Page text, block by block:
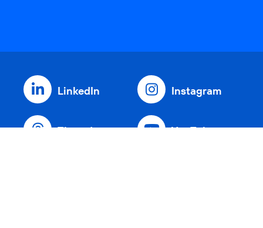
LinkedIn Instagram
Threads YouTube